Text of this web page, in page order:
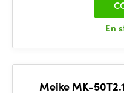
En
Meike MK-